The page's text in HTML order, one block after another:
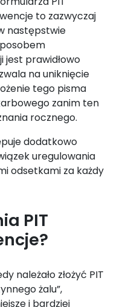
to zazwyczaj
następstwie
jest prawidłowo
na uniknięcie
tego pisma
zanim ten
rocznego.
dodatkowo
uregulowania
odsetkami za każdy
PIT
należało złożyć PIT
żalu”,
i bardziej